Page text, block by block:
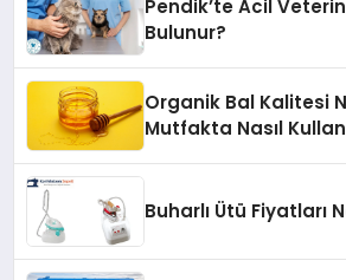
Pendik’te Acil
Bulunur?
Organik Bal Kalitesi
Mutfakta Nasıl
Buharlı Ütü Fiyatları